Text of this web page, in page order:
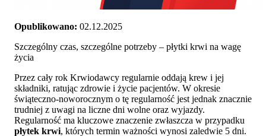
Opublikowano: 02.12.2025
Szczególny czas, szczególne potrzeby – płytki krwi na wagę
życia
Przez cały rok Krwiodawcy regularnie oddają krew i jej
składniki, ratując zdrowie i życie pacjentów. W okresie
świąteczno-noworocznym o tę regularność jest jednak znacznie
trudniej z uwagi na liczne dni wolne oraz wyjazdy.
Regularność ma kluczowe znaczenie zwłaszcza w przypadku
płytek krwi, których termin ważności wynosi zaledwie 5 dni.